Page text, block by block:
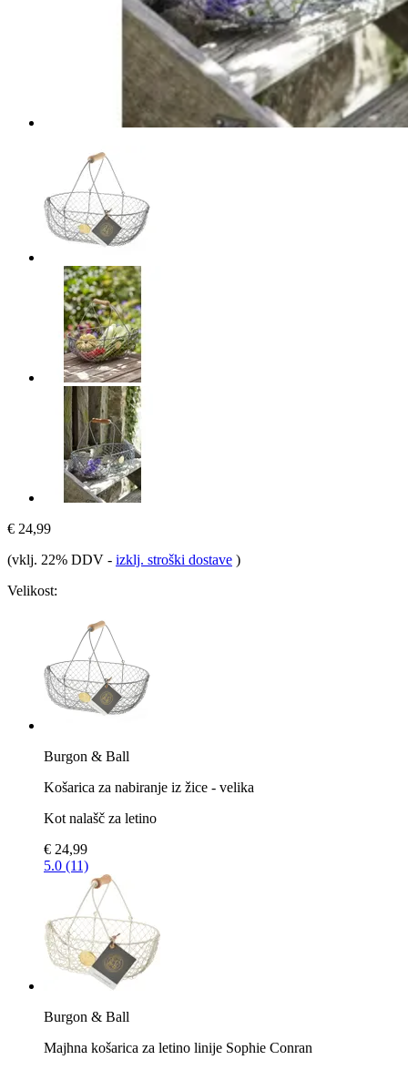
€ 24,99
(vklj. 22% DDV - izklj. stroški dostave )
Velikost:
Burgon & Ball
Košarica za nabiranje iz žice - velika
Kot nalašč za letino
€ 24,99
5.0 (11)
Burgon & Ball
Majhna košarica za letino linije Sophie Conran